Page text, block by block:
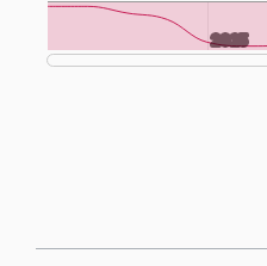
2023
2023